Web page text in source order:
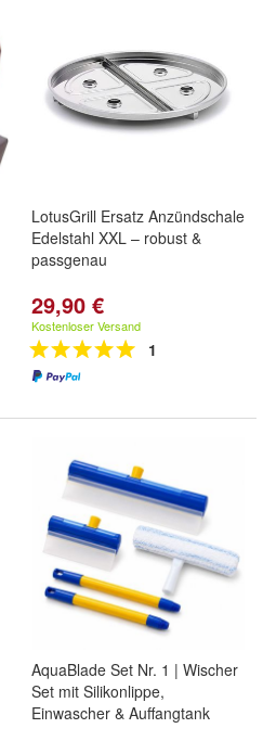
LotusGrill Ersatz Anzündschale
Edelstahl XXL – robust &
passgenau
29,90 €
Kostenloser Versand
1
AquaBlade Set Nr. 1 | Wischer
Set mit Silikonlippe,
Einwascher & Auffangtank